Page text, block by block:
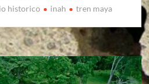
historico inah tren maya